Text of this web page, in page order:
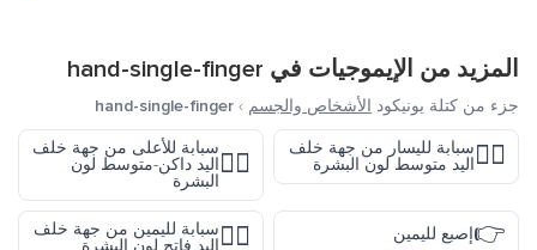
المزيد من الإيموجيات في hand-single-finger
جزء من كتلة يونيكود الأشخاص والجسم ›
hand-single-finger
👈🏽سبابة لليسار من جهة خلف
اليد متوسط لون البشرة
👆🏾
سبابة للأعلى من جهة خلف
اليد داكن-متوسط لون
البشرة
👉إصبع لليمين 👉🏻سبابة لليمين من جهة خلف
اليد فاتح لون البشرة